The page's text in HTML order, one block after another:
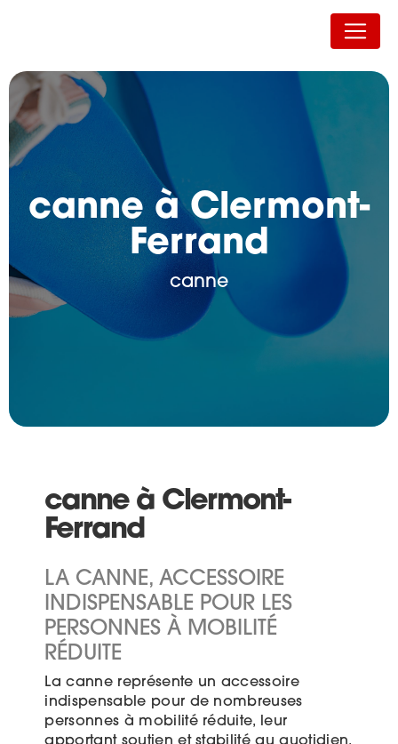
canne à Clermont-
Ferrand
canne
canne à Clermont-
Ferrand
LA CANNE, ACCESSOIRE
INDISPENSABLE POUR LES
PERSONNES À MOBILITÉ
RÉDUITE
La canne représente un accessoire
indispensable pour de nombreuses
personnes à mobilité réduite, leur